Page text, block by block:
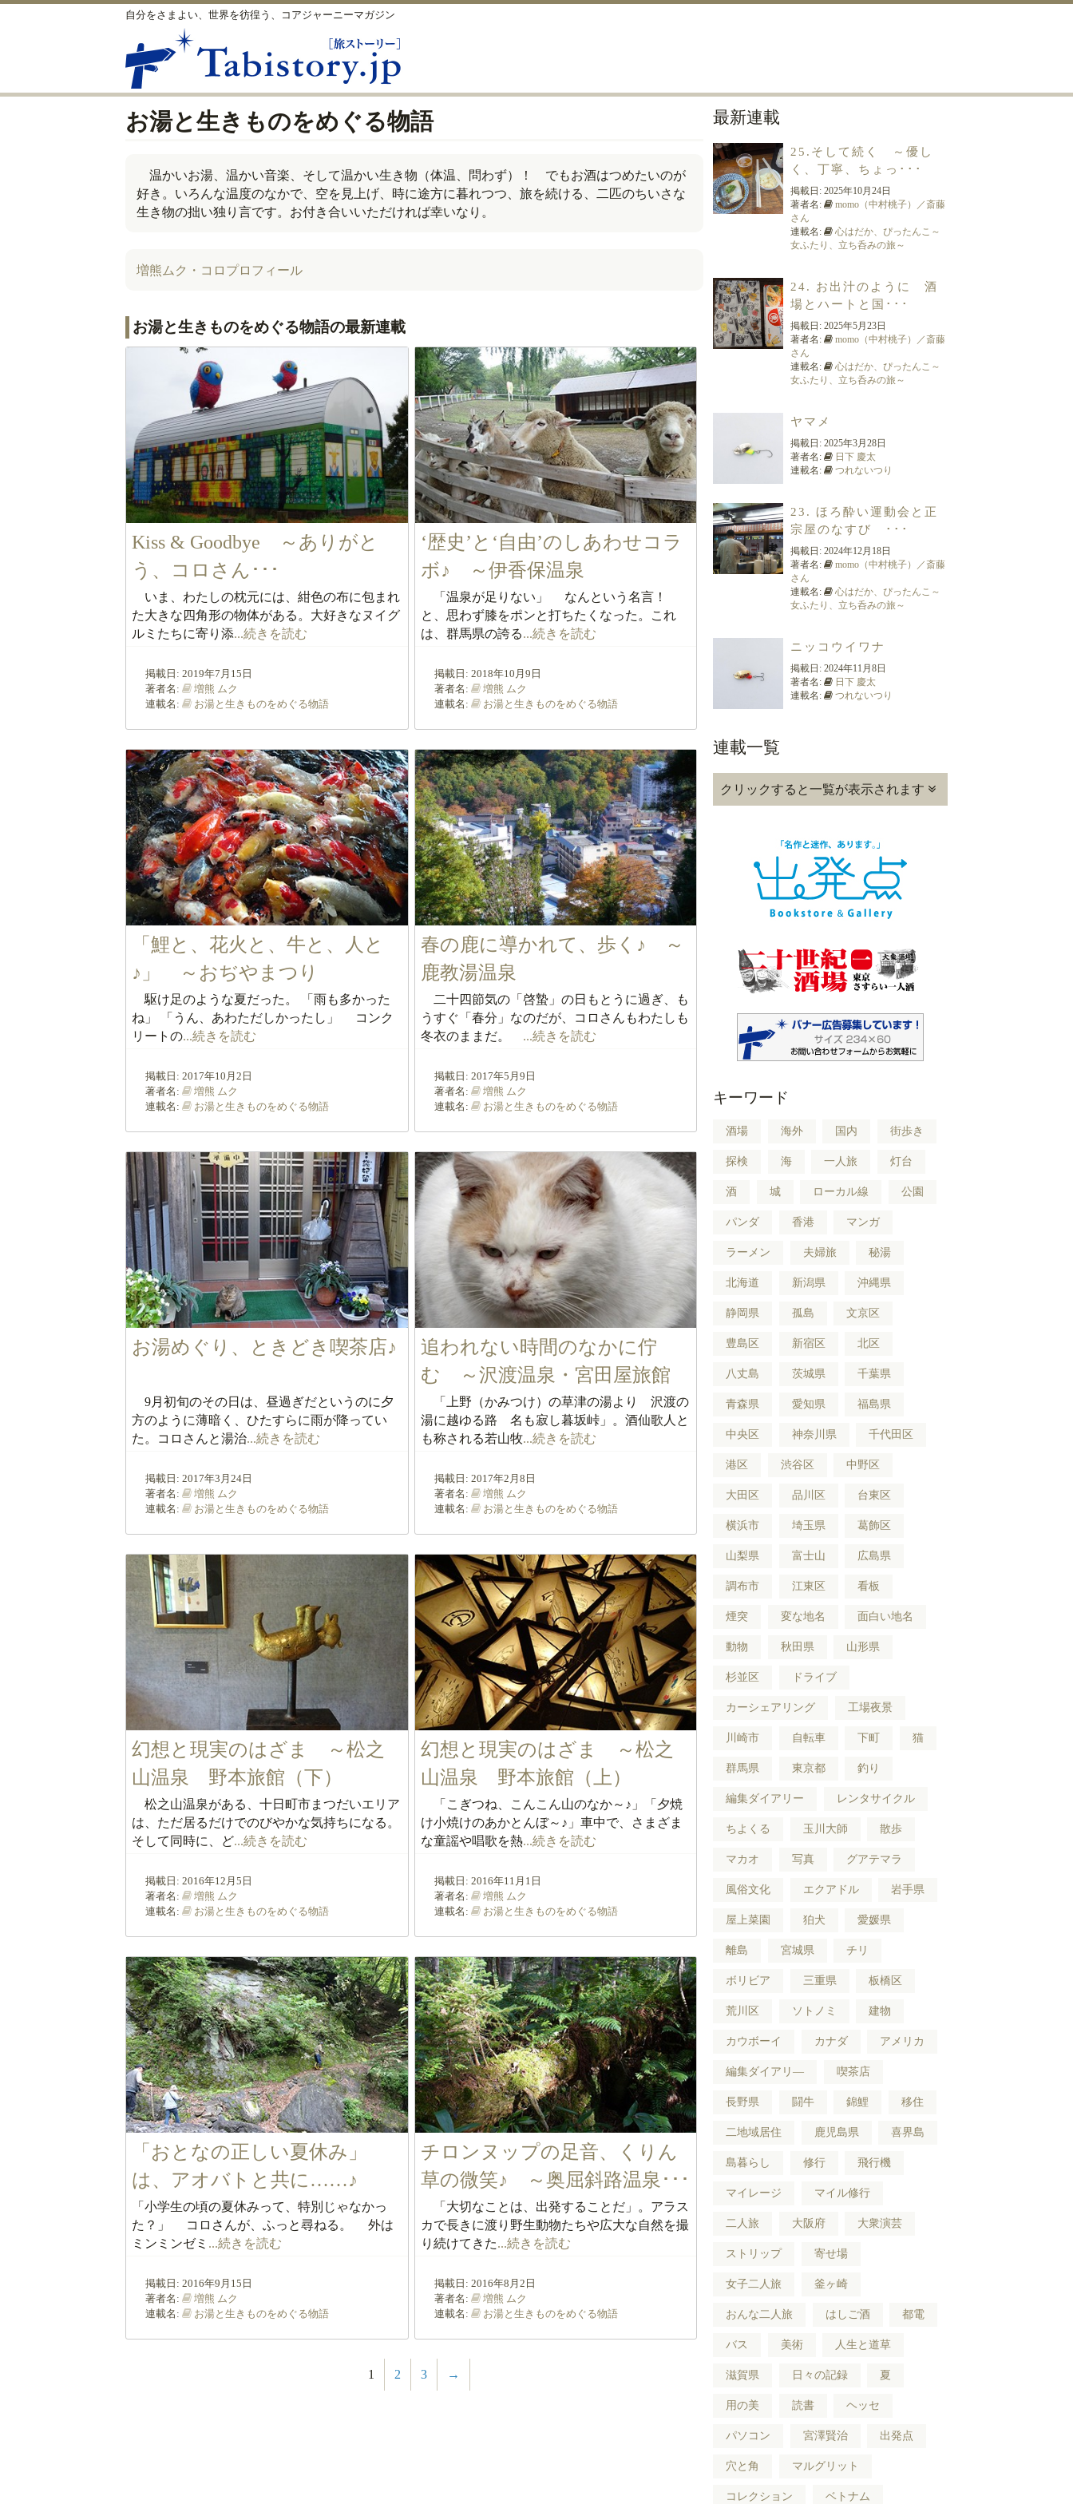
自分をさまよい、世界を彷徨う、コアジャーニーマガジン
お湯と生きものをめぐる物語
温かいお湯、温かい音楽、そして温かい生き物（体温、問わず）！ でもお酒はつめたいのが
好き。いろんな温度のなかで、空を見上げ、時に途方に暮れつつ、旅を続ける、二匹のちいさな
生き物の拙い独り言です。お付き合いいただければ幸いなり。
増熊ムク・コロプロフィール
お湯と生きものをめぐる物語の最新連載
Kiss & Goodbye ～ありがと
う、コロさん･･･
いま、わたしの枕元には、紺色の布に包まれ
た大きな四角形の物体がある。大好きなヌイグ
ルミたちに寄り添...続きを読む
掲載日: 2019年7月15日
著者名:
増熊 ムク
連載名:
お湯と生きものをめぐる物語
‘歴史’と‘自由’のしあわせコラ
ボ♪ ～伊香保温泉
「温泉が足りない」 なんという名言！
と、思わず膝をポンと打ちたくなった。これ
は、群馬県の誇る...続きを読む
掲載日: 2018年10月9日
著者名:
増熊 ムク
連載名:
お湯と生きものをめぐる物語
「鯉と、花火と、牛と、人と
♪」 ～おぢやまつり
駆け足のような夏だった。 「雨も多かった
ね」 「うん、あわただしかったし」 コンク
リートの...続きを読む
掲載日: 2017年10月2日
著者名:
増熊 ムク
連載名:
お湯と生きものをめぐる物語
春の鹿に導かれて、歩く♪ ～
鹿教湯温泉
二十四節気の「啓蟄」の日もとうに過ぎ、も
うすぐ「春分」なのだが、コロさんもわたしも
冬衣のままだ。 ...続きを読む
掲載日: 2017年5月9日
著者名:
増熊 ムク
連載名:
お湯と生きものをめぐる物語
お湯めぐり、ときどき喫茶店♪
9月初旬のその日は、昼過ぎだというのに夕
方のように薄暗く、ひたすらに雨が降ってい
た。コロさんと湯治...続きを読む
掲載日: 2017年3月24日
著者名:
増熊 ムク
連載名:
お湯と生きものをめぐる物語
追われない時間のなかに佇
む ～沢渡温泉・宮田屋旅館
「上野（かみつけ）の草津の湯より 沢渡の
湯に越ゆる路 名も寂し暮坂峠」。酒仙歌人と
も称される若山牧...続きを読む
掲載日: 2017年2月8日
著者名:
増熊 ムク
連載名:
お湯と生きものをめぐる物語
幻想と現実のはざま ～松之
山温泉 野本旅館（下）
松之山温泉がある、十日町市まつだいエリア
は、ただ居るだけでのびやかな気持ちになる。
そして同時に、ど...続きを読む
掲載日: 2016年12月5日
著者名:
増熊 ムク
連載名:
お湯と生きものをめぐる物語
幻想と現実のはざま ～松之
山温泉 野本旅館（上）
「こぎつね、こんこん山のなか～♪」「夕焼
け小焼けのあかとんぼ～♪」車中で、さまざま
な童謡や唱歌を熱...続きを読む
掲載日: 2016年11月1日
著者名:
増熊 ムク
連載名:
お湯と生きものをめぐる物語
「おとなの正しい夏休み」
は、アオバトと共に……♪
「小学生の頃の夏休みって、特別じゃなかっ
た？」 コロさんが、ふっと尋ねる。 外は
ミンミンゼミ ...続きを読む
掲載日: 2016年9月15日
著者名:
増熊 ムク
連載名:
お湯と生きものをめぐる物語
チロンヌップの足音、くりん
草の微笑♪ ～奥屈斜路温泉･･･
「大切なことは、出発することだ」。アラス
カで長きに渡り野生動物たちや広大な自然を撮
り続けてきた...続きを読む
掲載日: 2016年8月2日
著者名:
増熊 ムク
連載名:
お湯と生きものをめぐる物語
1 2 3 →
最新連載
25.そして続く ～優し
く、丁寧、ちょっ･･･
掲載日: 2025年10月24日
著者名:
momo（中村桃子）／斎藤
さん
連載名:
心はだか、ぴったんこ～
女ふたり、立ち呑みの旅～
24. お出汁のように 酒
場とハートと国･･･
掲載日: 2025年5月23日
著者名:
momo（中村桃子）／斎藤
さん
連載名:
心はだか、ぴったんこ～
女ふたり、立ち呑みの旅～
ヤマメ
掲載日: 2025年3月28日
著者名:
日下 慶太
連載名:
つれないつり
23. ほろ酔い運動会と正
宗屋のなすび ･･･
掲載日: 2024年12月18日
著者名:
momo（中村桃子）／斎藤
さん
連載名:
心はだか、ぴったんこ～
女ふたり、立ち呑みの旅～
ニッコウイワナ
掲載日: 2024年11月8日
著者名:
日下 慶太
連載名:
つれないつり
連載一覧
クリックすると一覧が表示されます
キーワード
酒場 海外 国内 街歩き
探検 海 一人旅 灯台
酒 城 ローカル線 公園
パンダ 香港 マンガ
ラーメン 夫婦旅 秘湯
北海道 新潟県 沖縄県
静岡県 孤島 文京区
豊島区 新宿区 北区
八丈島 茨城県 千葉県
青森県 愛知県 福島県
中央区 神奈川県 千代田区
港区 渋谷区 中野区
大田区 品川区 台東区
横浜市 埼玉県 葛飾区
山梨県 富士山 広島県
調布市 江東区 看板
煙突 変な地名 面白い地名
動物 秋田県 山形県
杉並区 ドライブ
カーシェアリング 工場夜景
川崎市 自転車 下町 猫
群馬県 東京都 釣り
編集ダイアリー レンタサイクル
ちよくる 玉川大師 散歩
マカオ 写真 グアテマラ
風俗文化 エクアドル 岩手県
屋上菜園 狛犬 愛媛県
離島 宮城県 チリ
ボリビア 三重県 板橋区
荒川区 ソトノミ 建物
カウボーイ カナダ アメリカ
編集ダイアリ― 喫茶店
長野県 闘牛 錦鯉 移住
二地域居住 鹿児島県 喜界島
島暮らし 修行 飛行機
マイレージ マイル修行
二人旅 大阪府 大衆演芸
ストリップ 寄せ場
女子二人旅 釜ヶ崎
おんな二人旅 はしご酒 都電
バス 美術 人生と道草
滋賀県 日々の記録 夏
用の美 読書 ヘッセ
パソコン 宮澤賢治 出発点
穴と角 マルグリット
コレクション ベトナム